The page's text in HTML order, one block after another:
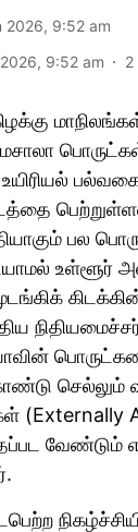
2026, 9:52 am
9:52 am 2
மசாலா
பல
உள்ளூர்
செல்லும்
வேண்டும்